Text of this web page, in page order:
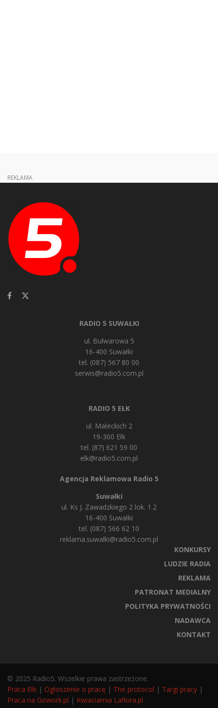
REKLAMA
RADIO 5 SUWAŁKI
ul. Bulwarowa 5
16-400 Suwałki
tel. (087) 567 80 00
serwis@radio5.com.pl
RADIO 5 EŁK
ul. Małeckich 2
19-300 Ełk
tel. (87) 621 59 00
elk@radio5.com.pl
Agencja Reklamowa Radio 5
Suwałki
ul. Ks J. Zawadzkiego 2 lok. 1.2
16-400 Suwałki
tel. (087) 566 62 10
reklama.suwalki@radio5.com.pl
KONKURSY
LUDZIE RADIA
REKLAMA
PATRONAT MEDIALNY
POLITYKA PRYWATNOŚCI
NADAWCA
KONTAKT
© 2025 Radio5. Wszelkie prawa zastrzeżone.
Praca Ełk | Ogłoszenie o pracę | The protocol | Targi pracy |
Praca na Gowork.pl | Kwiaciarnia Laflora.pl